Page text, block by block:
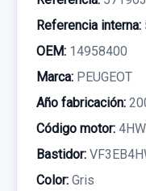
Referencia interna:
OEM: 14958400
Marca: PEUGEOT
Año fabricación:
Código motor: 4HW
Bastidor:
Color: Gris